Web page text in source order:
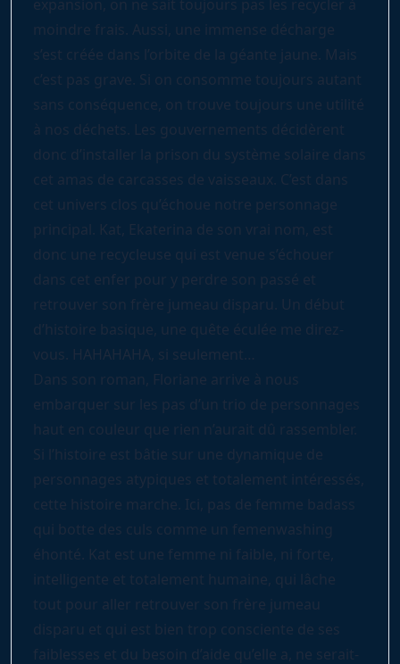
expansion, on ne sait toujours pas les recycler à
moindre frais. Aussi, une immense décharge
s’est créée dans l’orbite de la géante jaune. Mais
c’est pas grave. Si on consomme toujours autant
sans conséquence, on trouve toujours une utilité
à nos déchets. Les gouvernements décidèrent
donc d’installer la prison du système solaire dans
cet amas de carcasses de vaisseaux. C’est dans
cet univers clos qu’échoue notre personnage
principal. Kat, Ekaterina de son vrai nom, est
donc une recycleuse qui est venue s’échouer
dans cet enfer pour y perdre son passé et
retrouver son frère jumeau disparu. Un début
d’histoire basique, une quête éculée me direz-
vous. HAHAHAHA, si seulement…
Dans son roman, Floriane arrive à nous
embarquer sur les pas d’un trio de personnages
haut en couleur que rien n’aurait dû rassembler.
Si l’histoire est bâtie sur une dynamique de
personnages atypiques et totalement intéressés,
cette histoire marche. Ici, pas de femme badass
qui botte des culs comme un femenwashing
éhonté. Kat est une femme ni faible, ni forte,
intelligente et totalement humaine, qui lâche
tout pour aller retrouver son frère jumeau
disparu et qui est bien trop consciente de ses
faiblesses et du besoin d’aide qu’elle a, ne serait-